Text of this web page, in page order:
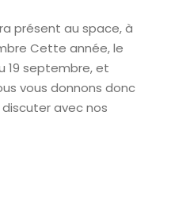
présent au space, à
Cette année, le
19 septembre, et
vous donnons donc
avec nos